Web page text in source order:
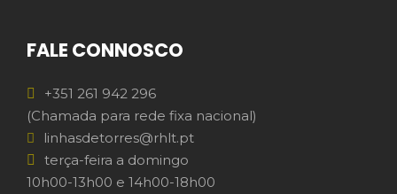
FALE CONNOSCO
+351 261 942 296
(Chamada para rede fixa nacional)
linhasdetorres@rhlt.pt
terça-feira a domingo
10h00-13h00 e 14h00-18h00